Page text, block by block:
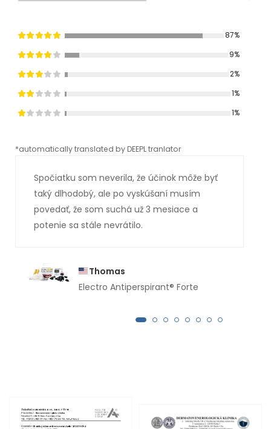
87%
9%
2%
1%
1%
*automatically translated by DEEPL tranlator
Spočiatku som neverila, že účinok môže byť
taký dlhodobý, ale po vyskúšaní musím
povedať, že som suchá už 3 mesiace a
potenie sa stále nevrátilo.
Thomas
Electro Antiperspirant® Forte